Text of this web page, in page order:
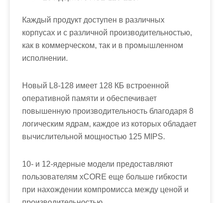
Каждый продукт доступен в различных
корпусах и с различной производительностью,
как в коммерческом, так и в промышленном
исполнении.
Новый L8-128 имеет 128 КБ встроенной
оперативной памяти и обеспечивает
повышенную производительность благодаря 8
логическим ядрам, каждое из которых обладает
вычислительной мощностью 125 MIPS.
10- и 12-ядерные модели предоставляют
пользователям xCORE еще больше гибкости
при нахождении компромисса между ценой и